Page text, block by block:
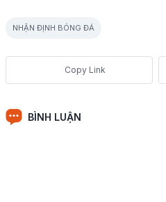
NHẬN ĐỊNH BÓNG ĐÁ
BÌNH LUẬN